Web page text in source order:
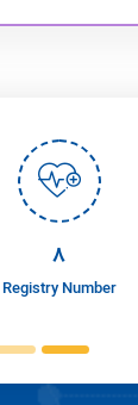
10
Registry Number